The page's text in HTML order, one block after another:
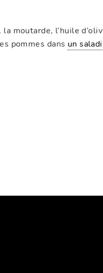
moutarde, l’huile
pommes dans un